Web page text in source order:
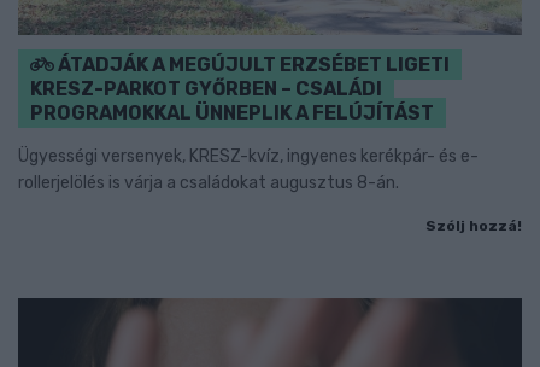
ÁTADJÁK A MEGÚJULT ERZSÉBET LIGETI
KRESZ-PARKOT GYŐRBEN – CSALÁDI
PROGRAMOKKAL ÜNNEPLIK A FELÚJÍTÁST
Ügyességi versenyek, KRESZ-kvíz, ingyenes kerékpár- és e-
rollerjelölés is várja a családokat augusztus 8-án.
Szólj hozzá!